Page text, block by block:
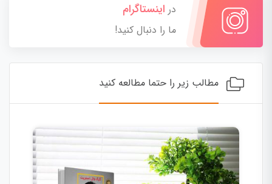
در اینستاگرام
ما را دنبال کنید!
مطالب زیر را حتما مطالعه کنید